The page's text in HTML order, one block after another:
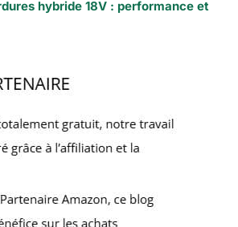
hybride 18V : performance et